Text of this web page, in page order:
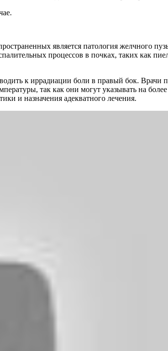
является патология желчного
процессов в почках, таких как
к иррадиации боли в правый бок. Врачи
так как они могут указывать на более
и назначения адекватного лечения.